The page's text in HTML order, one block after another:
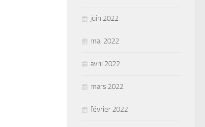
juin 2022
mai 2022
avril 2022
mars 2022
février 2022